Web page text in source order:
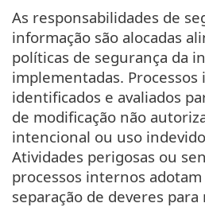
As responsabilidades de
informação são alocadas
políticas de segurança da
implementadas.
identificados e avaliados
de modificação não
intencional ou uso indevido
Atividades perigosas ou
processos internos
separação de deveres